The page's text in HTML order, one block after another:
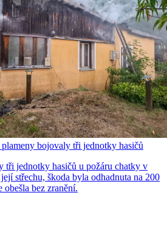
bojovaly tři jednotky hasičů
tři jednotky hasičů u požáru chatky v
střechu, škoda byla odhadnuta na 200
obešla bez zranění.